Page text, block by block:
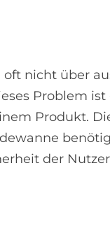
nicht über
Problem
Produkt.
der